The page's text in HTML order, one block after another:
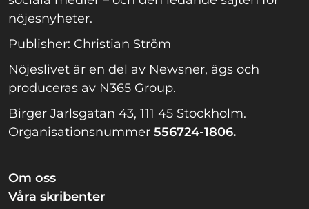
nöjesnyheter.
Publisher: Christian Ström
Nöjeslivet är en del av Newsner, ägs och
produceras av N365 Group.
Birger Jarlsgatan 43, 111 45 Stockholm.
Organisationsnummer 556724-1806.
Om oss
Våra skribenter